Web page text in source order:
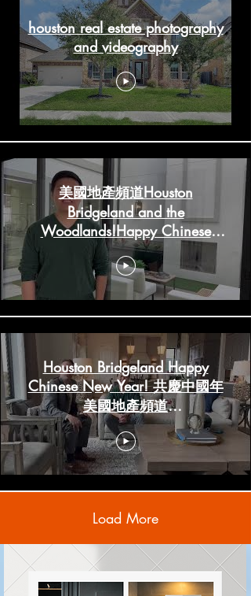
houston real estate photography
and videography
美國地產頻道Houston
Bridgeland and the
Woodlands!Happy Chinese
New Year!
HoustonRealestateChannels.com
Houston Bridgeland Happy
Chinese New Year! 共慶中國年
美國地產頻道
www.HoustonRealestateChannels.com
Load More